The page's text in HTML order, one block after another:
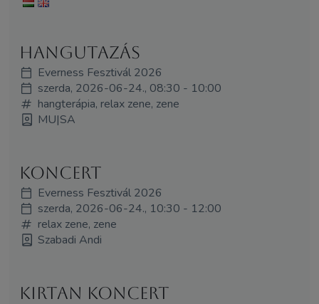
hangutazás
Everness Fesztivál 2026
szerda, 2026-06-24., 08:30 - 10:00
hangterápia, relax zene, zene
MU|SA
koncert
Everness Fesztivál 2026
szerda, 2026-06-24., 10:30 - 12:00
relax zene, zene
Szabadi Andi
Kirtan koncert